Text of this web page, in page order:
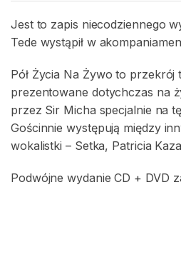
Jest to zapis niecodziennego
Tede wystąpił w
Pół Życia Na Żywo to przekrój
prezentowane dotychczas na
przez Sir Micha specjalnie na
Gościnnie występują między
wokalistki – Setka, Patricia
Podwójne wydanie CD + DVD